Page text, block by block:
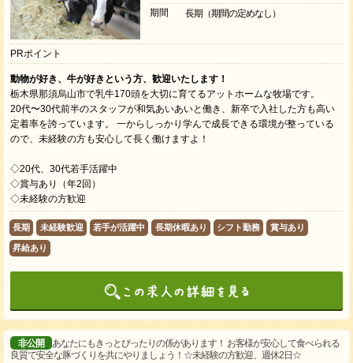
期間
長期（期間の定めなし）
PRポイント
動物が好き、牛が好きという方、歓迎いたします！
栃木県那須烏山市で乳牛170頭を大切に育てるアットホームな牧場です。
20代〜30代前半のスタッフが和気あいあいと働き、新卒で入社した方も高い
定着率を誇っています。 一からしっかり学んで成長できる環境が整っている
ので、未経験の方も安心して長く働けますよ！
◇20代、30代若手活躍中
◇賞与あり（年2回）
◇未経験の方歓迎
長期 未経験歓迎 若手が活躍中 長期休暇あり シフト勤務 賞与あり
昇給あり
非公開
あなたにもきっとぴったりの係があります！ お客様が安心して食べられる
良質で安全な豚づくりを共にやりましょう！☆未経験の方歓迎、週休2日☆